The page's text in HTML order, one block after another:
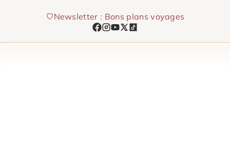
Newsletter : Bons plans voyages